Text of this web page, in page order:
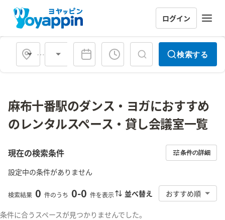
ログイン
会場タイプ 検索する
麻布十番駅のダンス・ヨガにおすすめ
のレンタルスペース・貸し会議室一覧
現在の検索条件 条件の詳細
設定中の条件がありません
検索結果 0 件のうち 0-0 件を表示 並べ替え おすすめ順
条件に合うスペースが見つかりませんでした。